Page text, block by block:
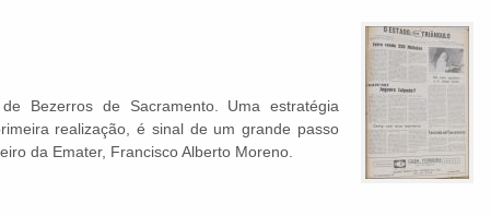
Bezerros de Sacramento. Uma estratégia
realização, é sinal de um grande passo
da Emater, Francisco Alberto Moreno.